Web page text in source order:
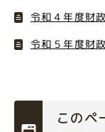
令和４年度財
令和５年度財
このペ